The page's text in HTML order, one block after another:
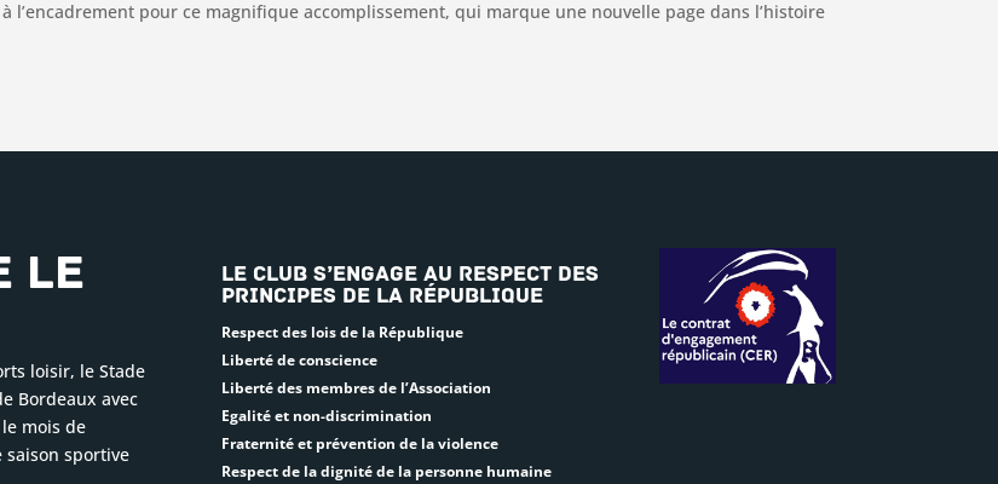
l’encadrement pour ce magnifique accomplissement, qui marque une nouvelle page dans l’histoire
le
loisir, le Stade
Bordeaux avec
mois de
sportive
Le club s’engage au respect des
principes de la République
Respect des lois de la République
Liberté de conscience
Liberté des membres de l’Association
Egalité et non-discrimination
Fraternité et prévention de la violence
Respect de la dignité de la personne humaine